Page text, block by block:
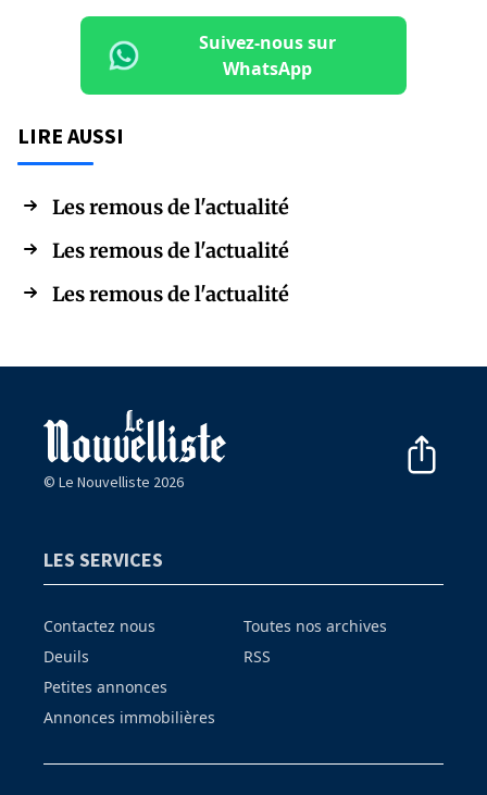
Suivez-nous sur
WhatsApp
LIRE AUSSI
Les remous de l'actualité
Les remous de l'actualité
Les remous de l'actualité
© Le Nouvelliste 2026
LES SERVICES
Contactez nous
Deuils
Petites annonces
Annonces immobilières
Toutes nos archives
RSS